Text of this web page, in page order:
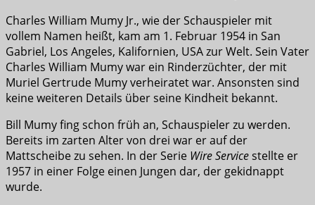
Charles William Mumy Jr., wie der Schauspieler mit
vollem Namen heißt, kam am 1. Februar 1954 in San
Gabriel, Los Angeles, Kalifornien, USA zur Welt. Sein Vater
Charles William Mumy war ein Rinderzüchter, der mit
Muriel Gertrude Mumy verheiratet war. Ansonsten sind
keine weiteren Details über seine Kindheit bekannt.
Bill Mumy fing schon früh an, Schauspieler zu werden.
Bereits im zarten Alter von drei war er auf der
Mattscheibe zu sehen. In der Serie Wire Servicestellte er
1957 in einer Folge einen Jungen dar, der gekidnappt
wurde.